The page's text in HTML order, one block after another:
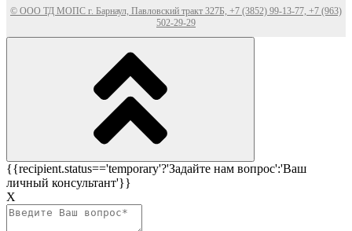
© ООО ТД МОПС г. Барнаул, Павловский тракт 327Б, +7 (3852) 99-13-77, +7 (963)
502-29-29
{{recipient.status=='temporary'?'Задайте нам вопрос':'Ваш
личный консультант'}}
Х